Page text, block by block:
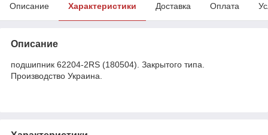
Описание Характеристики Доставка Оплата
Описание
подшипник 62204-2RS (180504). Закрытого типа.
Производство Украина.